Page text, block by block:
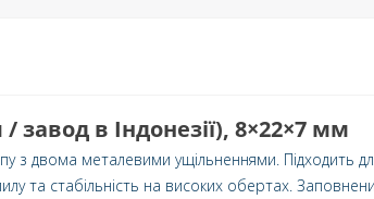
завод в Індонезії), 8×22×7 мм
з двома металевими ущільненнями. Підходить
та стабільність на високих обертах.